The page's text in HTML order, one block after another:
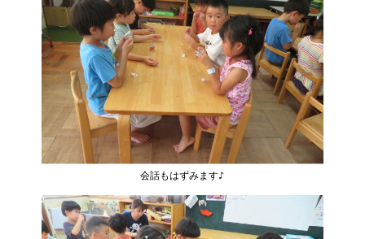
会話もはずみます♪